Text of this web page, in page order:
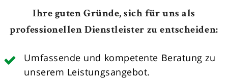
Ihre guten Gründe, sich für uns als
professionellen Dienstleister zu entscheiden:
Umfassende und kompetente Beratung zu
unserem Leistungsangebot.